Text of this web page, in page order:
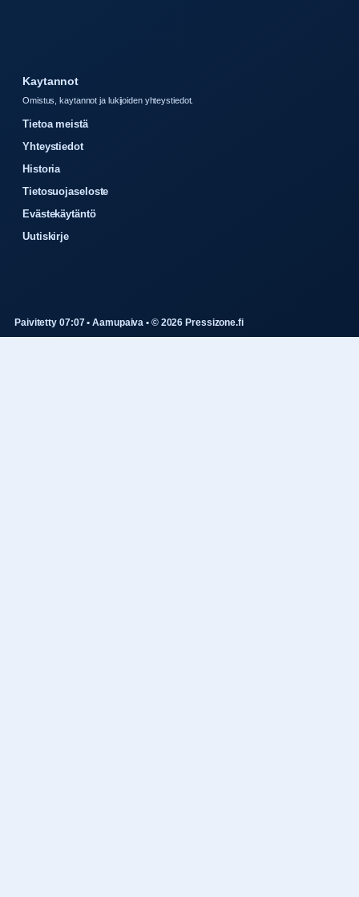
Kaytannot
Omistus, kaytannot ja lukijoiden yhteystiedot.
Tietoa meistä
Yhteystiedot
Historia
Tietosuojaseloste
Evästekäytäntö
Uutiskirje
Paivitetty 07:07 • Aamupaiva • © 2026 Pressizone.fi